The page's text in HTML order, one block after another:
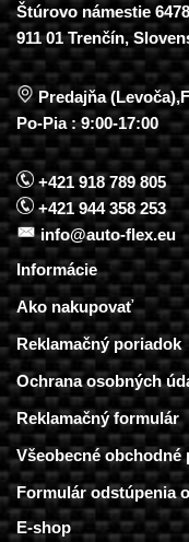
Štúrovo námestie
911 01 Trenčín,
Predajňa
Po-Pia : 9:00-17:00
+421 918 789 805
+421 944 358 253
info@auto-flex.eu
Informácie
Ako nakupovať
Reklamačný poriadok
Ochrana osobných
Reklamačný formulár
Všeobecné obchodné
Formulár odstúpenia
E-shop